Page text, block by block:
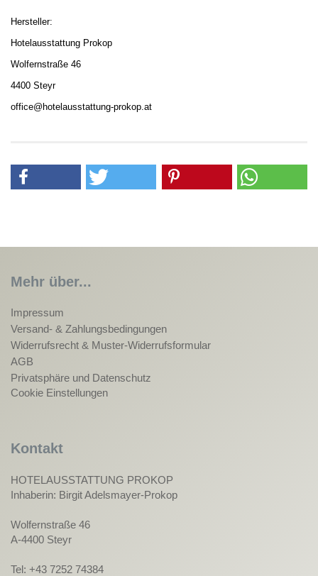
Hersteller:
Hotelausstattung Prokop
Wolfernstraße 46
4400 Steyr
office@hotelausstattung-prokop.at
Mehr über...
Impressum
Versand- & Zahlungsbedingungen
Widerrufsrecht & Muster-Widerrufsformular
AGB
Privatsphäre und Datenschutz
Cookie Einstellungen
Kontakt
HOTELAUSSTATTUNG PROKOP
Inhaberin: Birgit Adelsmayer-Prokop
Wolfernstraße 46
A-4400 Steyr
Tel: +43 7252 74384